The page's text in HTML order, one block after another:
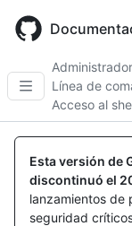
main
Línea de
Acceso al
Esta versión de
discontinuó el
lanzamientos de
seguridad